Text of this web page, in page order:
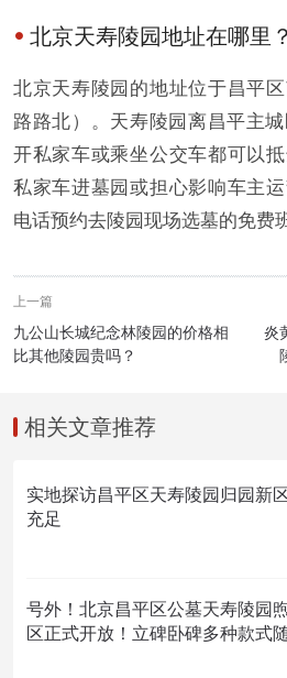
北京天寿陵园地址在哪里？
北京天寿陵园的地址位于昌平
路路北）。天寿陵园离昌平主
开私家车或乘坐公交车都可以
私家车进墓园或担心影响车主
电话预约去陵园现场选墓的免费
上一篇
九公山长城纪念林陵园的价格相
比其他陵园贵吗？
炎
相关文章推荐
实地探访昌平区天寿陵园归园新
充足
号外！北京昌平区公墓天寿陵园
区正式开放！立碑卧碑多种款式